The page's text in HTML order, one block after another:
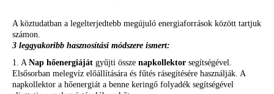
A köztudatban a legelterjedtebb megújuló energiaforrások között tartjuk
számon.
3 leggyakoribb hasznosítási módszere ismert:
1. A Nap hőenergiáját gyűjti össze napkollektor segítségével.
Elsősorban melegvíz előállítására és fűtés rásegítésére használják. A
napkollektor a hőenergiát a benne keringő folyadék segítségével